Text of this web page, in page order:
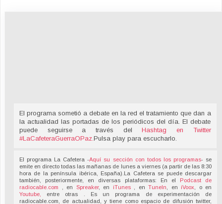
El programa sometió a debate en la red el tratamiento que dan a
la actualidad las portadas de los periódicos del día. El debate
puede seguirse a través delHashtag en Twitter
#LaCafeteraGuerraOPaz Pulsa play para escucharlo.
El programa La Cafetera -Aquí su sección con todos los programas- se
emite en directo todas las mañanas de lunes a viernes (a partir de las 8:30
hora de la península ibérica, España).La Cafetera se puede descargar
también, posteriormente, en diversas plataformas: En el Podcast de
radiocable.com
, en Spreaker, en iTunes , enTuneIn , en iVoox , o en
Youtube,
entre otras . Es un programa de experimentación de
radiocable.com, de actualidad, y tiene como espacio de difusión twitter,